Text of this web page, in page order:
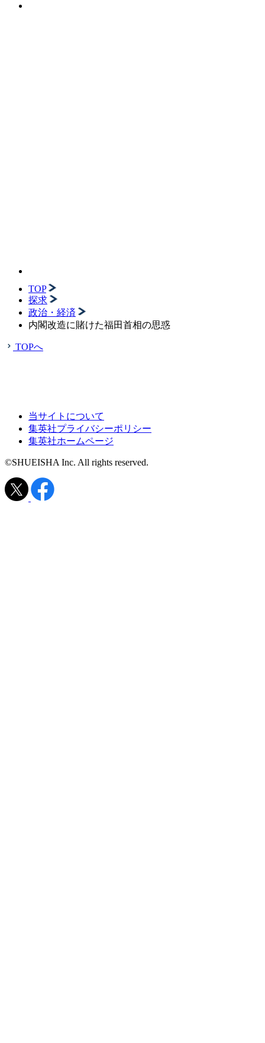
TOP
探求
政治・経済
内閣改造に賭けた福田首相の思惑
TOPへ
当サイトについて
集英社プライバシーポリシー
集英社ホームページ
©SHUEISHA Inc. All rights reserved.